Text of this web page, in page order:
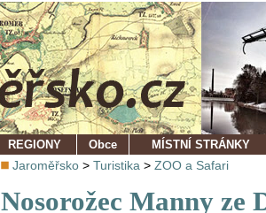
REGIONY
Obce MÍSTNÍ STRÁNKY
Jaroměřsko > Turistika > ZOO a Safari
Nosorožec Manny ze